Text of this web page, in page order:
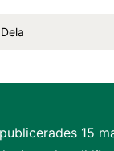
Dela
15